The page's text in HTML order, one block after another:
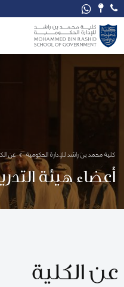
كلية محمد بن راشد للإدارة الحكومية عن
أعضاء هيئة
عن الكلية